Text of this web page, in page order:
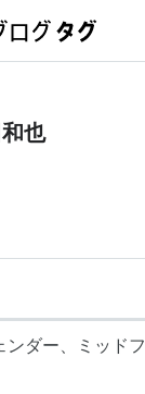
也
ダー、ミッドフ